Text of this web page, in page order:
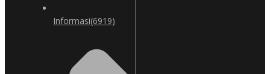
Informasi(6919)